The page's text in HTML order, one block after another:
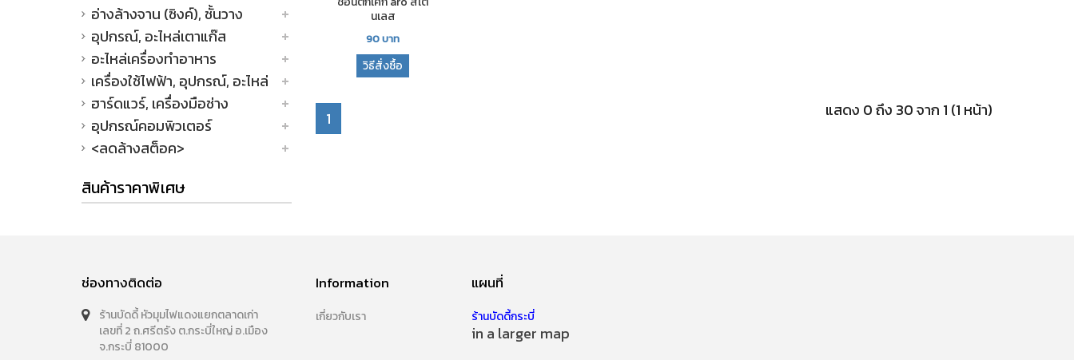
อ่างล้างจาน (ซิงค์), ชั้นวาง
อุปกรณ์, อะไหล่เตาแก๊ส
อะไหล่เครื่องทำอาหาร
เครื่องใช้ไฟฟ้า, อุปกรณ์, อะไหล่
ฮาร์ดแวร์, เครื่องมือช่าง
อุปกรณ์คอมพิวเตอร์
<ลดล้างสต็อค>
สินค้าราคาพิเศษ
นเลส
90บาท
วิธีสั่งซื้อ
1 แสดง 0 ถึง 30 จาก 1 (1 หน้า)
ช่องทางติดต่อ
ร้านบัดดี้ หัวมุมไฟแดงแยกตลาดเก่า
เลขที่ 2 ถ.ศรีตรัง ต.กระบี่ใหญ่ อ.เมือง
จ.กระบี่ 81000
Information
เกี่ยวกับเรา
แผนที่
ร้านบัดดี้กระบี่
in a larger map